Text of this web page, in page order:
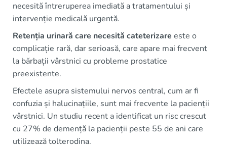
necesită întreruperea imediată a tratamentului și
intervenție medicală urgentă.
Retenția urinară care necesită cateterizare este o
complicație rară, dar serioasă, care apare mai frecvent
la bărbații vârstnici cu probleme prostatice
preexistente.
Efectele asupra sistemului nervos central, cum ar fi
confuzia și halucinațiile, sunt mai frecvente la pacienții
vârstnici. Un studiu recent a identificat un risc crescut
cu 27% de demență la pacienții peste 55 de ani care
utilizează tolterodina.